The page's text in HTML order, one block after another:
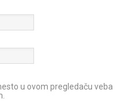
u ovom pregledaču veba